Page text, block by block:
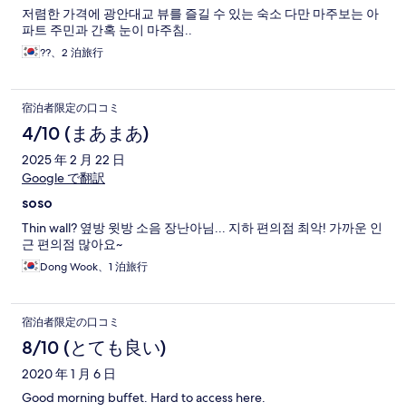
저렴한 가격에 광안대교 뷰를 즐길 수 있는 숙소 다만 마주보는 아
파트 주민과 간혹 눈이 마주침..
??、2 泊旅行
宿泊者限定の口コミ
4/10 (まあまあ)
2025 年 2 月 22 日
Google で翻訳
soso
Thin wall? 옆방 윗방 소음 장난아님... 지하 편의점 최악! 가까운 인
근 편의점 많아요~
Dong Wook、1 泊旅行
宿泊者限定の口コミ
8/10 (とても良い)
2020 年 1 月 6 日
Good morning buffet. Hard to access here.